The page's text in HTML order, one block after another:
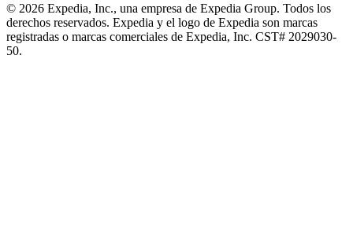
© 2026 Expedia, Inc., una empresa de Expedia Group. Todos los
derechos reservados. Expedia y el logo de Expedia son marcas
registradas o marcas comerciales de Expedia, Inc. CST# 2029030-
50.